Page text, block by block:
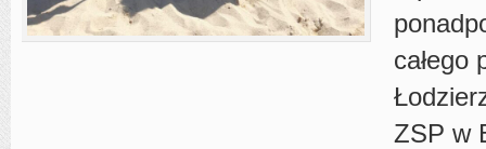
całego
ZSP w